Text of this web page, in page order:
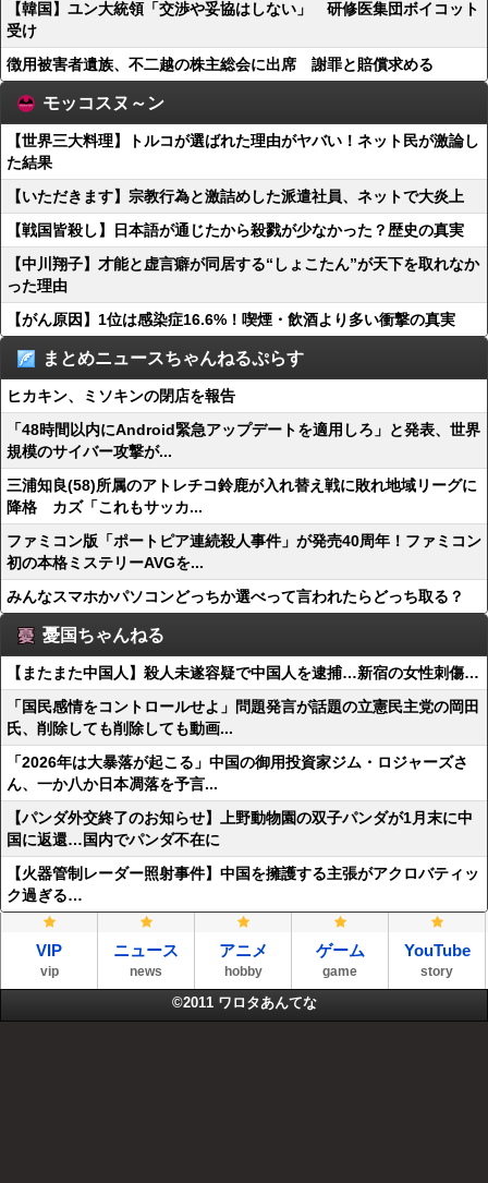
【韓国】ユン大統領「交渉や妥協はしない」 研修医集団ボイコット
受け
徴用被害者遺族、不二越の株主総会に出席 謝罪と賠償求める
モッコスヌ～ン
【世界三大料理】トルコが選ばれた理由がヤバい！ネット民が激論し
た結果
【いただきます】宗教行為と激詰めした派遣社員、ネットで大炎上
【戦国皆殺し】日本語が通じたから殺戮が少なかった？歴史の真実
【中川翔子】才能と虚言癖が同居する“しょこたん”が天下を取れなか
った理由
【がん原因】1位は感染症16.6%！喫煙・飲酒より多い衝撃の真実
まとめニュースちゃんねるぷらす
ヒカキン、ミソキンの閉店を報告
「48時間以内にAndroid緊急アップデートを適用しろ」と発表、世界
規模のサイバー攻撃が...
三浦知良(58)所属のアトレチコ鈴鹿が入れ替え戦に敗れ地域リーグに
降格 カズ「これもサッカ...
ファミコン版「ポートピア連続殺人事件」が発売40周年！ファミコン
初の本格ミステリーAVGを...
みんなスマホかパソコンどっちか選べって言われたらどっち取る？
憂国ちゃんねる
【またまた中国人】殺人未遂容疑で中国人を逮捕…新宿の女性刺傷…
「国民感情をコントロールせよ」問題発言が話題の立憲民主党の岡田
氏、削除しても削除しても動画...
「2026年は大暴落が起こる」中国の御用投資家ジム・ロジャーズさ
ん、一か八か日本凋落を予言...
【パンダ外交終了のお知らせ】上野動物園の双子パンダが1月末に中
国に返還…国内でパンダ不在に
【火器管制レーダー照射事件】中国を擁護する主張がアクロバティッ
ク過ぎる…
VIP
vip
ニュース
news
アニメ
hobby
ゲーム
game
YouTube
story
©2011 ワロタあんてな